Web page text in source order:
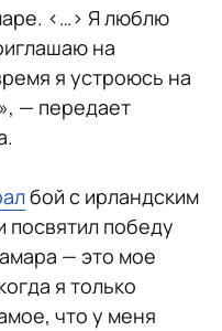
<…> Я люблю
на
я устроюсь на
— передает
бой с ирландским
победу
— это мое
я только
что у меня